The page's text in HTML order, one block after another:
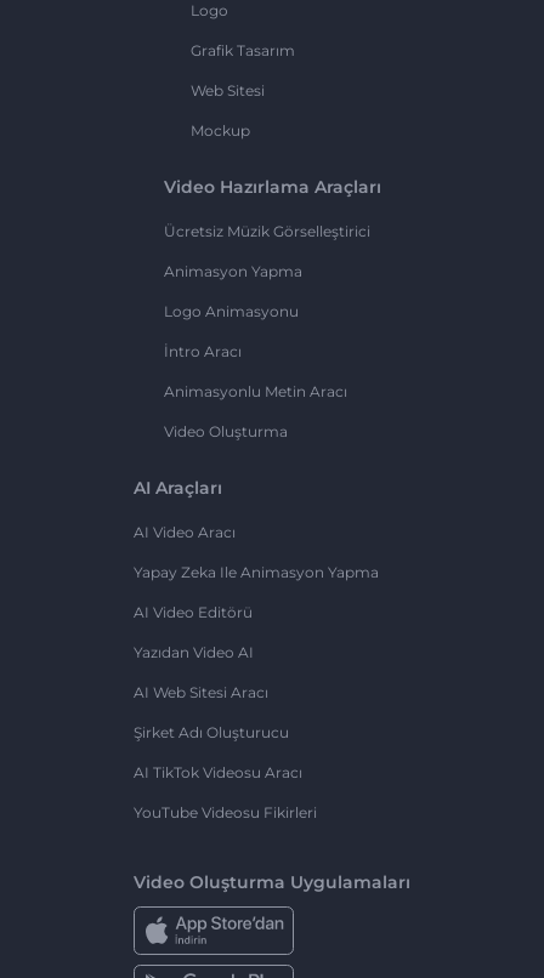
Logo
Grafik Tasarım
Web Sitesi
Mockup
Video Hazırlama Araçları
Ücretsiz Müzik Görselleştirici
Animasyon Yapma
Logo Animasyonu
İntro Aracı
Animasyonlu Metin Aracı
Video Oluşturma
AI Araçları
AI Video Aracı
Yapay Zeka Ile Animasyon Yapma
AI Video Editörü
Yazıdan Video AI
AI Web Sitesi Aracı
Şirket Adı Oluşturucu
AI TikTok Videosu Aracı
YouTube Videosu Fikirleri
Video Oluşturma Uygulamaları